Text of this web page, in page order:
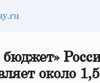
бюджет»
около